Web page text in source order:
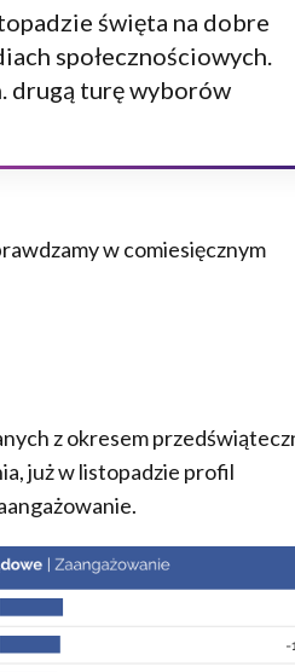
święta na dobre
społecznościowych.
drugą turę wyborów
w comiesięcznym
z okresem
już w listopadzie profil